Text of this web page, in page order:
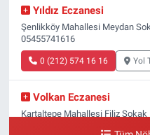
Yıldız Eczanesi
Şenlikköy Mahallesi Meydan
05455741616
0 (212) 574 16 16 Yol
Volkan Eczanesi
Kartaltepe Mahallesi Filiz Sokak